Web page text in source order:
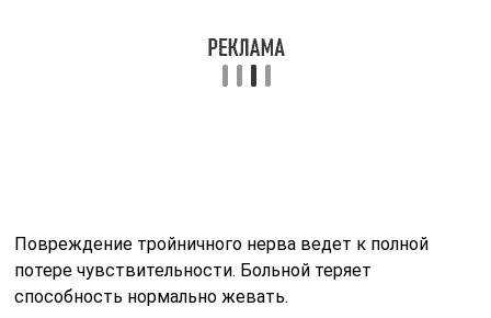
Повреждение тройничного нерва ведет к полной
потере чувствительности. Больной теряет
способность нормально жевать.